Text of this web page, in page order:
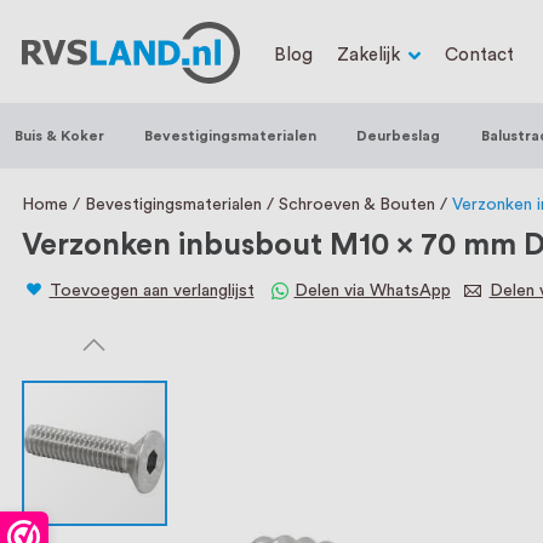
RVS Land is een écht familiebedrijf met
trapleuningen, deurbeslag,
een eigen werkplaats waar we RVS op
staat persoonlijke service bij ons
Blog Zakelijk Contact
Buis & Koker Bevestigingsmaterialen Deurbeslag
Home Bevestigingsmaterialen Schroeven & Bouten Verzonken
Verzonken inbusbout M10 x 70 mm
Toevoegen aan verlanglijst Delen via WhatsApp Delen